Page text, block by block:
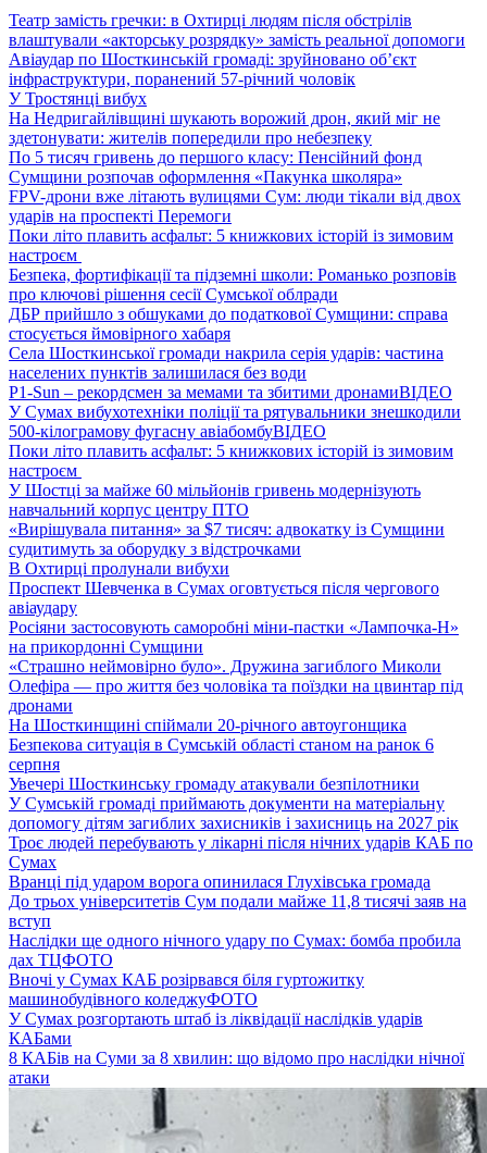
Театр замість гречки: в Охтирці людям після обстрілів
влаштували «акторську розрядку» замість реальної допомоги
Авіаудар по Шосткинській громаді: зруйновано об’єкт
інфраструктури, поранений 57-річний чоловік
У Тростянці вибух
На Недригайлівщині шукають ворожий дрон, який міг не
здетонувати: жителів попередили про небезпеку
По 5 тисяч гривень до першого класу: Пенсійний фонд
Сумщини розпочав оформлення «Пакунка школяра»
FPV-дрони вже літають вулицями Сум: люди тікали від двох
ударів на проспекті Перемоги
Поки літо плавить асфальт: 5 книжкових історій із зимовим
настроєм
Безпека, фортифікації та підземні школи: Романько розповів
про ключові рішення сесії Сумської облради
ДБР прийшло з обшуками до податкової Сумщини: справа
стосується ймовірного хабаря
Села Шосткинської громади накрила серія ударів: частина
населених пунктів залишилася без води
P1-Sun – рекордсмен за мемами та збитими дронамиВІДЕО
У Сумах вибухотехніки поліції та рятувальники знешкодили
500-кілограмову фугасну авіабомбуВІДЕО
Поки літо плавить асфальт: 5 книжкових історій із зимовим
настроєм
У Шостці за майже 60 мільйонів гривень модернізують
навчальний корпус центру ПТО
«Вирішувала питання» за $7 тисяч: адвокатку із Сумщини
судитимуть за оборудку з відстрочками
В Охтирці пролунали вибухи
Проспект Шевченка в Сумах оговтується після чергового
авіаудару
Росіяни застосовують саморобні міни-пастки «Лампочка-Н»
на прикордонні Сумщини
«Страшно неймовірно було». Дружина загиблого Миколи
Олефіра — про життя без чоловіка та поїздки на цвинтар під
дронами
На Шосткинщині спіймали 20-річного автоугонщика
Безпекова ситуація в Сумській області станом на ранок 6
серпня
Увечері Шосткинську громаду атакували безпілотники
У Сумській громаді приймають документи на матеріальну
допомогу дітям загиблих захисників і захисниць на 2027 рік
Троє людей перебувають у лікарні після нічних ударів КАБ по
Сумах
Вранці під ударом ворога опинилася Глухівська громада
До трьох університетів Сум подали майже 11,8 тисячі заяв на
вступ
Наслідки ще одного нічного удару по Сумах: бомба пробила
дах ТЦФОТО
Вночі у Сумах КАБ розірвався біля гуртожитку
машинобудівного коледжуФОТО
У Сумах розгортають штаб із ліквідації наслідків ударів
КАБами
8 КАБів на Суми за 8 хвилин: що відомо про наслідки нічної
атаки